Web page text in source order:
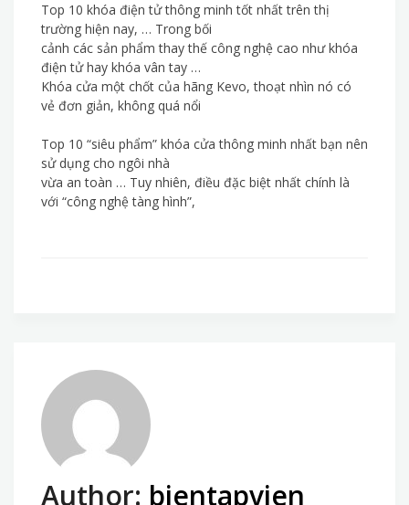
Top 10 khóa điện tử thông minh tốt nhất trên thị
trường hiện nay, … Trong bối
cảnh các sản phẩm thay thế công nghệ cao như khóa
điện tử hay khóa vân tay …
Khóa cửa một chốt của hãng Kevo, thoạt nhìn nó có
vẻ đơn giản, không quá nổi
Top 10 “siêu phẩm” khóa cửa thông minh nhất bạn nên
sử dụng cho ngôi nhà
vừa an toàn … Tuy nhiên, điều đặc biệt nhất chính là
với “công nghệ tàng hình”,
Author: bientapvien